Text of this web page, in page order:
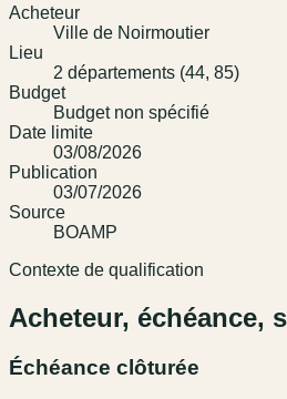
Acheteur
Ville de Noirmoutier
Lieu
2 départements (44, 85)
Budget
Budget non spécifié
Date limite
03/08/2026
Publication
03/07/2026
Source
BOAMP
Contexte de qualification
Acheteur, échéance,
Échéance clôturée